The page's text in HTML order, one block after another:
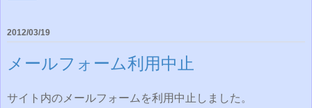
2012/03/19
メールフォーム利用中止
サイト内のメールフォームを利用中止しました。